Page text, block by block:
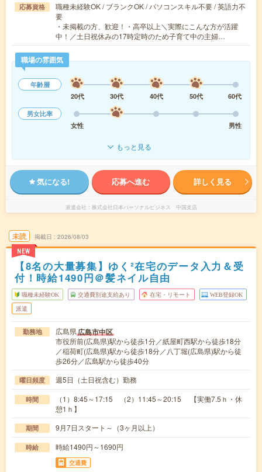
応募資格
職種未経験OK / ブランクOK / パソコンスキル不要 / 英語力不
要
・未掲載の方、歓迎！・高卒以上＼実際にこんな方が活躍
中！／土日祝休みの17時定時のため子育て中の主婦…
職場の雰囲気
年齢層
20代
30代 40代 50代
60代
男女比率
女性
男性
もっと見る
気になる! 応募へ進む 詳しく見る
派遣会社 株式会社日本パーソナルビジネス 中国支店
未読
NEW
掲載日 2026/08/03
【8名の大量募集】ゆく²在宅のデータ入力＆受
付！時給1490円＠髪ネイル自由
職種未経験OK 交通費別途支給あり 在宅・リモート WEB登録OK
派遣
勤務地 広島県広島市中区
市役所前(広島県)駅から徒歩1分／紙屋町西駅から徒歩18分
／稲荷町(広島県)駅から徒歩18分／八丁堀(広島県)駅から徒
歩26分／広島駅から徒歩40分
曜日頻度 週5日（土日祝含む）勤務
時間
（1）8:45～17:15 （2）11:45～20:15 【実働7.5ｈ・休
憩1ｈ】
期間 9月7日スタート～（3ヶ月以上）
時給 時給1490円～1690円
交通費